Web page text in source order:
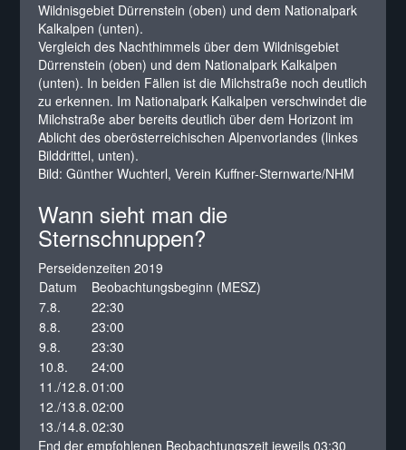
Wildnisgebiet Dürrenstein (oben) und dem Nationalpark
Kalkalpen (unten).
Vergleich des Nachthimmels über dem Wildnisgebiet
Dürrenstein (oben) und dem Nationalpark Kalkalpen
(unten). In beiden Fällen ist die Milchstraße noch deutlich
zu erkennen. Im Nationalpark Kalkalpen verschwindet die
Milchstraße aber bereits deutlich über dem Horizont im
Ablicht des oberösterreichischen Alpenvorlandes (linkes
Bilddrittel, unten).
Bild: Günther Wuchterl, Verein Kuffner-Sternwarte/NHM
Wann sieht man die
Sternschnuppen?
Perseidenzeiten 2019
Datum
Beobachtungsbeginn (MESZ)
7.8.
22:30
8.8.
23:00
9.8.
23:30
10.8.
24:00
11./12.8.01:00
12./13.8.02:00
13./14.8.02:30
End der empfohlenen Beobachtungszeit jeweils 03:30